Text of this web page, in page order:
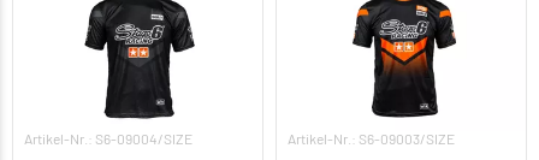
Artikel-Nr.: S6-09004/SIZE Artikel-Nr.: S6-09003/SIZE